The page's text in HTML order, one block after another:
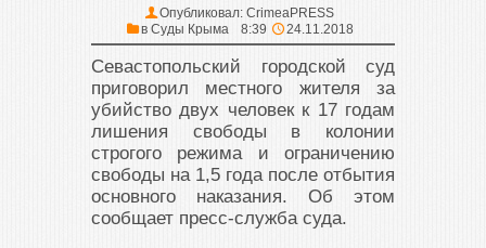
Опубликовал: CrimeaPRESS
в Суды Крыма 8:39 24.11.2018
Севастопольский городской суд
приговорил местного жителя за
убийство двух человек к 17 годам
лишения свободы в колонии
строгого режима и ограничению
свободы на 1,5 года после отбытия
основного наказания. Об этом
сообщает пресс-служба суда.